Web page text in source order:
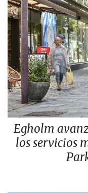
Egholm
los servicios